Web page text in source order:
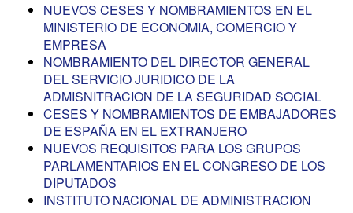
NUEVOS CESES Y NOMBRAMIENTOS EN EL
MINISTERIO DE ECONOMIA, COMERCIO Y
EMPRESA
NOMBRAMIENTO DEL DIRECTOR GENERAL
DEL SERVICIO JURIDICO DE LA
ADMISNITRACION DE LA SEGURIDAD SOCIAL
CESES Y NOMBRAMIENTOS DE EMBAJADORES
DE ESPAÑA EN EL EXTRANJERO
NUEVOS REQUISITOS PARA LOS GRUPOS
PARLAMENTARIOS EN EL CONGRESO DE LOS
DIPUTADOS
INSTITUTO NACIONAL DE ADMINISTRACION